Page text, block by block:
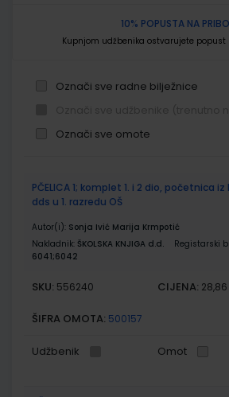
10% POPUSTA NA
Kupnjom udžbenika ostvarujete popust
Označi sve radne bilježnice
Označi sve omote
proizvodi
PČELICA 1; komplet 1. i 2 dio, početnica
dds u 1. razredu OŠ
Autor(i): Sonja Ivić Marija Krmpotić
Nakladnik: ŠKOLSKA KNJIGA d.d.
Registarski
6041;6042
SKU: 556240 CIJENA:
ŠIFRA OMOTA: 500157
Udžbenik Omot